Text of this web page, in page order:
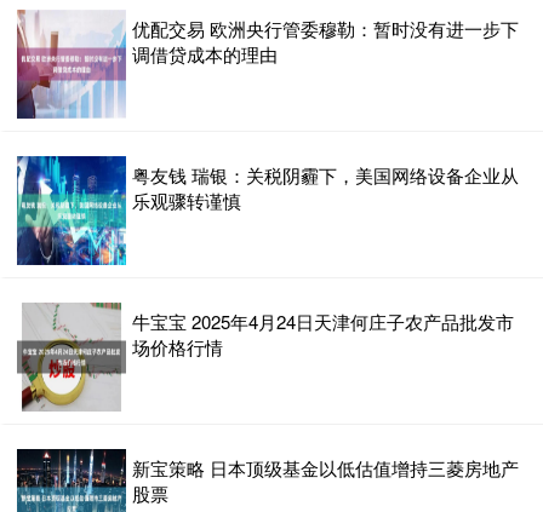
优配交易 欧洲央行管委穆勒：暂时没有进一步下
调借贷成本的理由
粤友钱 瑞银：关税阴霾下，美国网络设备企业从
乐观骤转谨慎
牛宝宝 2025年4月24日天津何庄子农产品批发市
场价格行情
新宝策略 日本顶级基金以低估值增持三菱房地产
股票